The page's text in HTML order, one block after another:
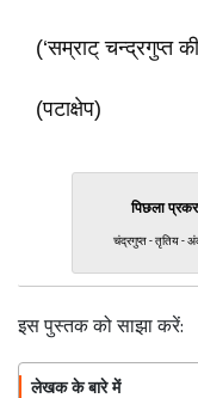
(‘सम्राट्‌ चन्द्रगुप्त
(पटाक्षेप)
पिछला
चंद्रगुप्त - तृतिय -
इस पुस्तक को साझा करें:
लेखक के बारे में